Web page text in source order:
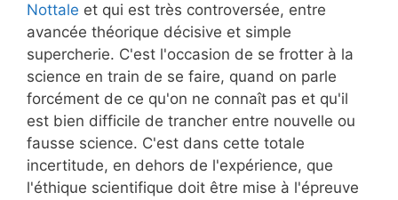
Nottale et qui est très controversée, entre
avancée théorique décisive et simple
supercherie. C'est l'occasion de se frotter à la
science en train de se faire, quand on parle
forcément de ce qu'on ne connaît pas et qu'il
est bien difficile de trancher entre nouvelle ou
fausse science. C'est dans cette totale
incertitude, en dehors de l'expérience, que
l'éthique scientifique doit être mise à l'épreuve